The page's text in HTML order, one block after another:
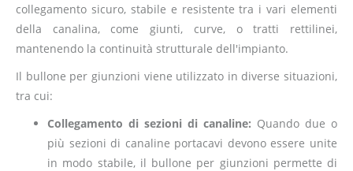
collegamento sicuro, stabile e resistente tra i vari elementi
della canalina, come giunti, curve, o tratti rettilinei,
mantenendo la continuità strutturale dell'impianto.
Il bullone per giunzioni viene utilizzato in diverse situazioni,
tra cui:
Collegamento di sezioni di canaline: Quando due o
più sezioni di canaline portacavi devono essere unite
in modo stabile, il bullone per giunzioni permette di